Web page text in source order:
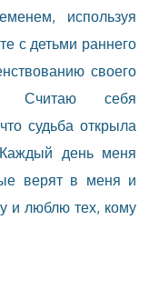
используя
с детьми раннего
своего
Считаю себя
судьба открыла
день меня
верят в меня и
и люблю тех, кому